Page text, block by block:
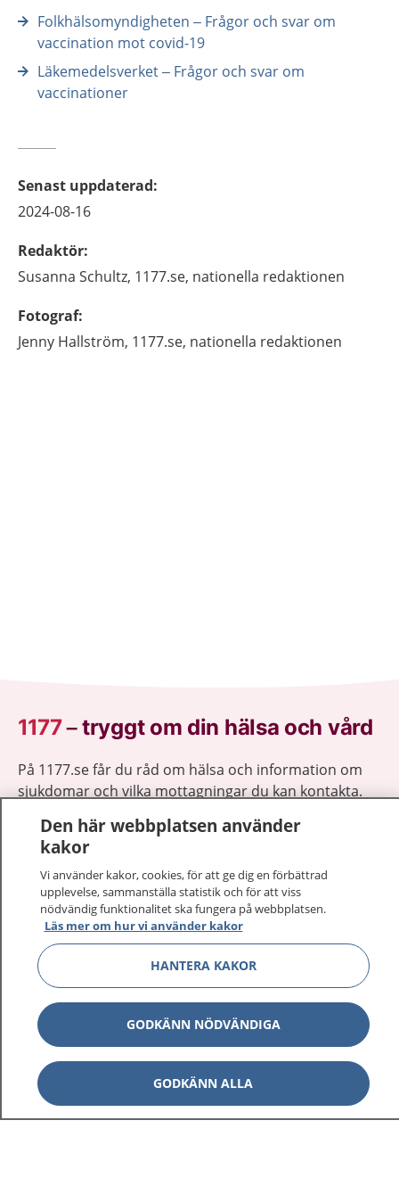
Folkhälsomyndigheten – Frågor och svar om
vaccination mot covid-19
Läkemedelsverket – Frågor och svar om
vaccinationer
Senast uppdaterad:
2024-08-16
Redaktör:
Susanna Schultz, 1177.se, nationella redaktionen
Fotograf:
Jenny Hallström, 1177.se, nationella redaktionen
1177–tryggt om din hälsa och vård
På 1177.se får du råd om hälsa och information om
sjukdomar och vilka mottagningar du kan kontakta.
vårdärenden. Ring telefonnummer 1177 för
sjukvårdsrådgivning dygnet runt.
1177 ger dig råd när du vill må bättre.
Visa
Om 1177 Visa
Kontakt Visa
Den här webbplatsen använder
kakor
Vi använder kakor, cookies, för att ge dig en förbättrad
upplevelse, sammanställa statistik och för att viss
nödvändig funktionalitet ska fungera på webbplatsen.
Läs mer om hur vi använder kakor
HANTERA KAKOR
GODKÄNN NÖDVÄNDIGA
GODKÄNN ALLA